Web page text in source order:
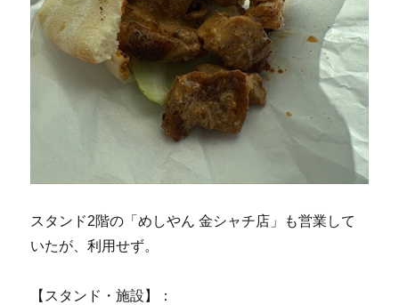
スタンド2階の「めしやん 金シャチ店」も営業して
いたが、利用せず。
【スタンド・施設】：